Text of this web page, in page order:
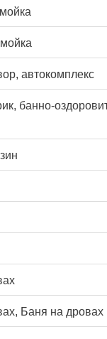
автокомплекс
банно-
Баня на дровах